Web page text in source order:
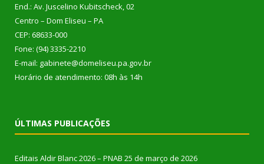
End.: Av. Juscelino Kubitscheck, 02
Centro – Dom Eliseu – PA
CEP: 68633-000
Fone: (94) 3335-2210
E-mail: gabinete@domeliseu.pa.gov.br
Horário de atendimento: 08h às 14h
ÚLTIMAS PUBLICAÇÕES
Editais Aldir Blanc 2026 – PNAB 25 de março de 2026